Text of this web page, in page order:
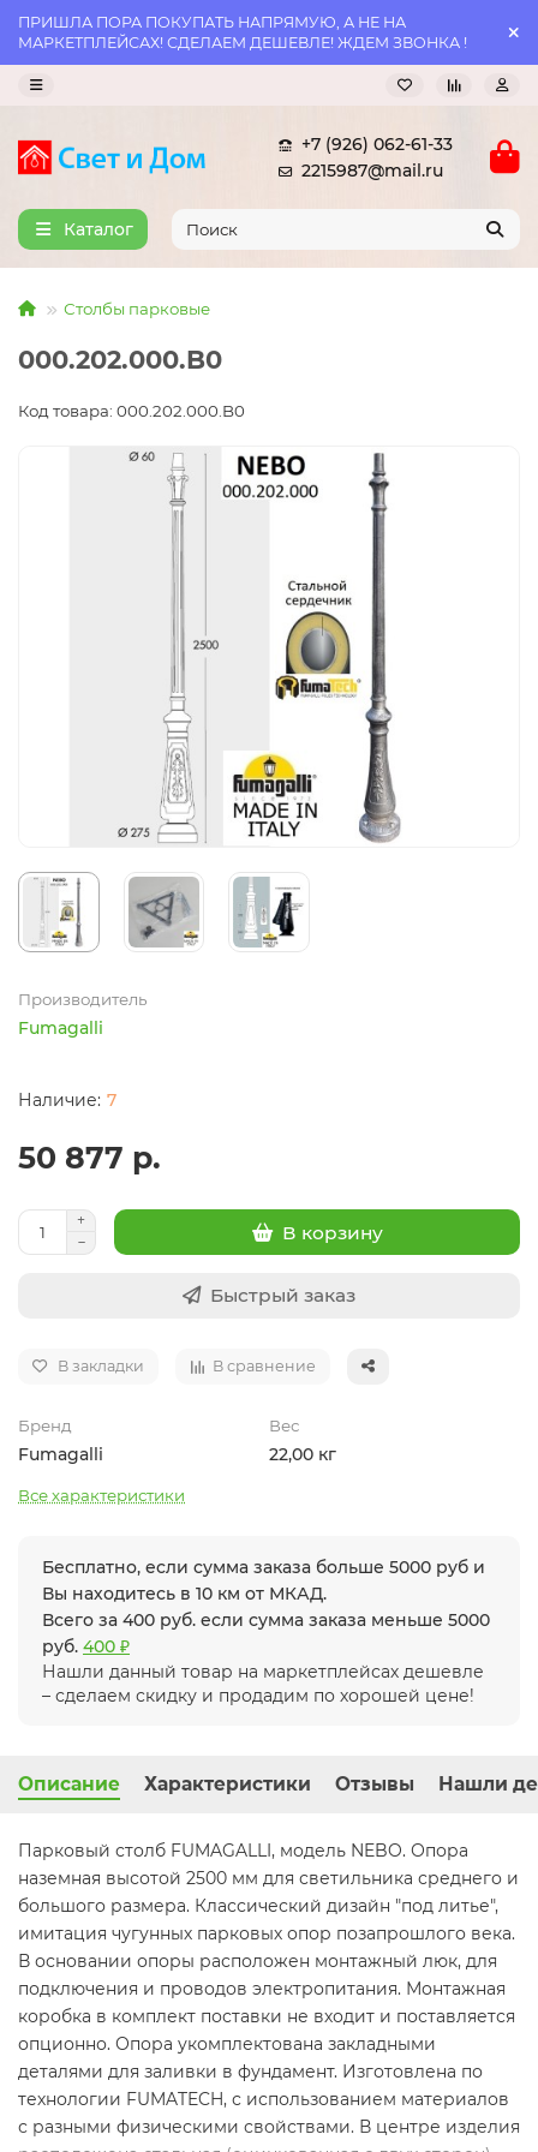
ПРИШЛА ПОРА ПОКУПАТЬ НАПРЯМУЮ, А НЕ НА
МАРКЕТПЛЕЙСАХ! СДЕЛАЕМ ДЕШЕВЛЕ! ЖДЕМ ЗВОНКА !
+7 (926) 062-61-33
2215987@mail.ru
Каталог
Столбы парковые
000.202.000.B0
Код товара: 000.202.000.B0
Производитель
Fumagalli
7
50 877 р.
В корзину
Быстрый заказ
В закладки В сравнение
Бренд
Fumagalli
Вес
22,00 кг
Все характеристики
Бесплатно, если сумма заказа больше 5000 руб и
Вы находитесь в 10 км от МКАД.
Всего за 400 руб. если сумма заказа меньше 5000
руб. 400 ₽
Нашли данный товар на маркетплейсах дешевле
– сделаем скидку и продадим по хорошей цене!
Описание Характеристики Отзывы Нашли
Парковый столб FUMAGALLI, модель NEBO. Опора
наземная высотой 2500 мм для светильника среднего и
большого размера. Классический дизайн "под литье",
имитация чугунных парковых опор позапрошлого века.
В основании опоры расположен монтажный люк, для
подключения и проводов электропитания. Монтажная
коробка в комплект поставки не входит и поставляется
опционно. Опора укомплектована закладными
деталями для заливки в фундамент. Изготовлена по
технологии FUMATECH, с использованием материалов
с разными физическими свойствами. В центре изделия